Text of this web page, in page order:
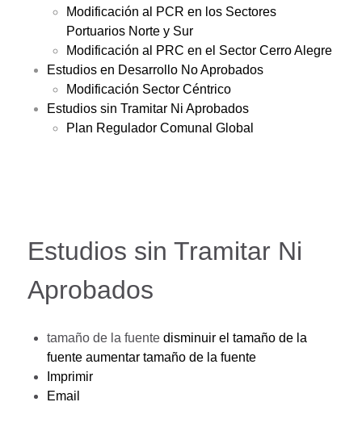
Modificación al PCR en los Sectores
Portuarios Norte y Sur
Modificación al PRC en el Sector Cerro Alegre
Estudios en Desarrollo No Aprobados
Modificación Sector Céntrico
Estudios sin Tramitar Ni Aprobados
Plan Regulador Comunal Global
Estudios sin Tramitar Ni
Aprobados
tamaño de la fuente disminuir el tamaño de la
fuente aumentar tamaño de la fuente
Imprimir
Email